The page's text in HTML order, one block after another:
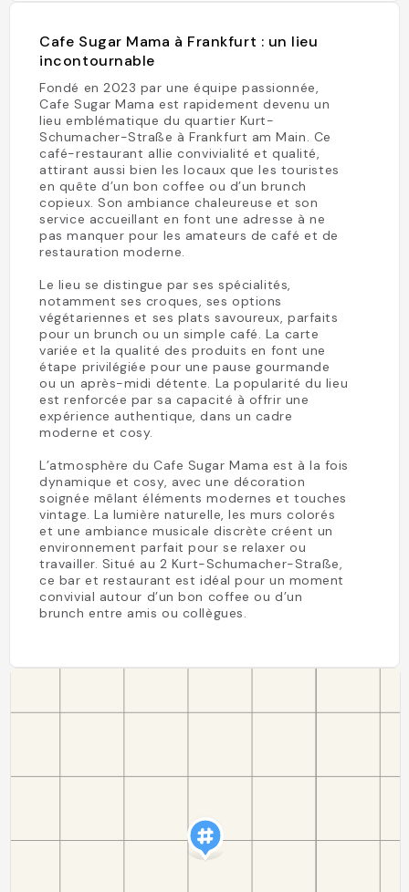
Cafe Sugar Mama à Frankfurt : un lieu
incontournable
Fondé en 2023 par une équipe passionnée,
Cafe Sugar Mama est rapidement devenu un
lieu emblématique du quartier Kurt-
Schumacher-Straße à Frankfurt am Main. Ce
café-restaurant allie convivialité et qualité,
attirant aussi bien les locaux que les touristes
en quête d’un bon coffee ou d’un brunch
copieux. Son ambiance chaleureuse et son
service accueillant en font une adresse à ne
pas manquer pour les amateurs de café et de
restauration moderne.
Le lieu se distingue par ses spécialités,
notamment ses croques, ses options
végétariennes et ses plats savoureux, parfaits
pour un brunch ou un simple café. La carte
variée et la qualité des produits en font une
étape privilégiée pour une pause gourmande
ou un après-midi détente. La popularité du lieu
est renforcée par sa capacité à offrir une
expérience authentique, dans un cadre
moderne et cosy.
L’atmosphère du Cafe Sugar Mama est à la fois
dynamique et cosy, avec une décoration
soignée mêlant éléments modernes et touches
vintage. La lumière naturelle, les murs colorés
et une ambiance musicale discrète créent un
environnement parfait pour se relaxer ou
travailler. Situé au 2 Kurt-Schumacher-Straße,
ce bar et restaurant est idéal pour un moment
convivial autour d’un bon coffee ou d’un
brunch entre amis ou collègues.